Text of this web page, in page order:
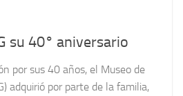
su 40° aniversario
por sus 40 años, el Museo de
adquirió por parte de la familia,